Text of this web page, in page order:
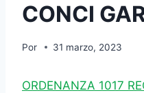
CONCI
Por 31 marzo, 2023
ORDENANZA 1017